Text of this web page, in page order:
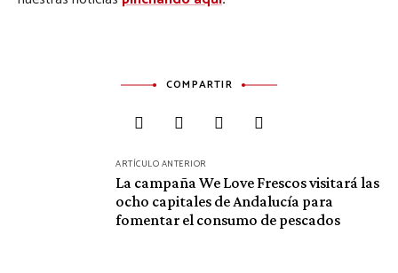
COMPARTIR
NavegaciónARTÍCULO ANTERIOR
La campaña We Love Frescos visitará las
ocho capitales de Andalucía para
fomentar el consumo de pescados